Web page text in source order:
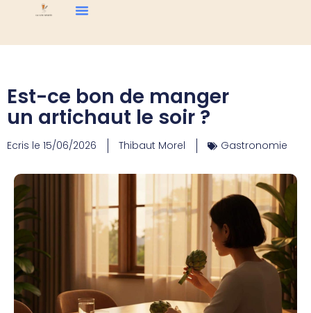
Est-ce bon de manger
un artichaut le soir ?
Ecris le 15/06/2026 Thibaut Morel Gastronomie